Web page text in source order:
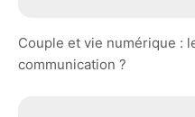
Couple et vie numérique :
communication ?